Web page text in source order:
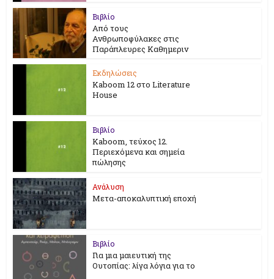
Βιβλίο
Από τους
Ανθρωποφύλακες στις
Παράπλευρες Καθημεριν
Εκδηλώσεις
Kaboom 12 στο Literature
House
Βιβλίο
Kaboom, τεύχος 12.
Περιεχόμενα και σημεία
πώλησης
Ανάλυση
Μετα-αποκαλυπτική εποχή
Βιβλίο
Για μια μαιευτική της
Ουτοπίας: λίγα λόγια για το